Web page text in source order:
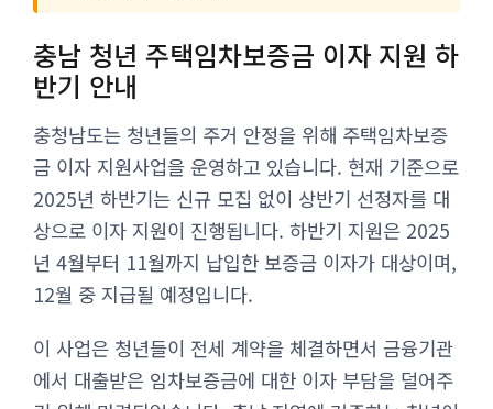
충남 청년 주택임차보증금 이자 지원 하
반기 안내
충청남도는 청년들의 주거 안정을 위해 주택임차보증
금 이자 지원사업을 운영하고 있습니다. 현재 기준으로
2025년 하반기는 신규 모집 없이 상반기 선정자를 대
상으로 이자 지원이 진행됩니다. 하반기 지원은 2025
년 4월부터 11월까지 납입한 보증금 이자가 대상이며,
12월 중 지급될 예정입니다.
이 사업은 청년들이 전세 계약을 체결하면서 금융기관
에서 대출받은 임차보증금에 대한 이자 부담을 덜어주